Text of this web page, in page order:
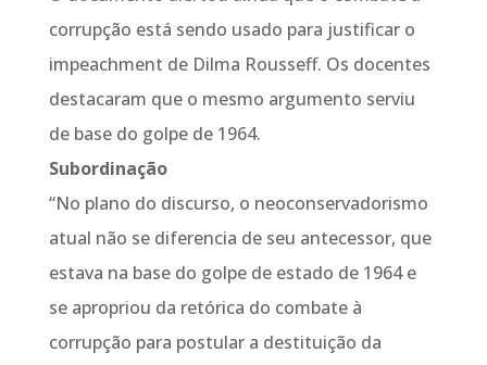
corrupção está sendo usado para justificar o
impeachment de Dilma Rousseff. Os docentes
destacaram que o mesmo argumento serviu
de base do golpe de 1964.
Subordinação
“No plano do discurso, o neoconservadorismo
atual não se diferencia de seu antecessor, que
estava na base do golpe de estado de 1964 e
se apropriou da retórica do combate à
corrupção para postular a destituição da